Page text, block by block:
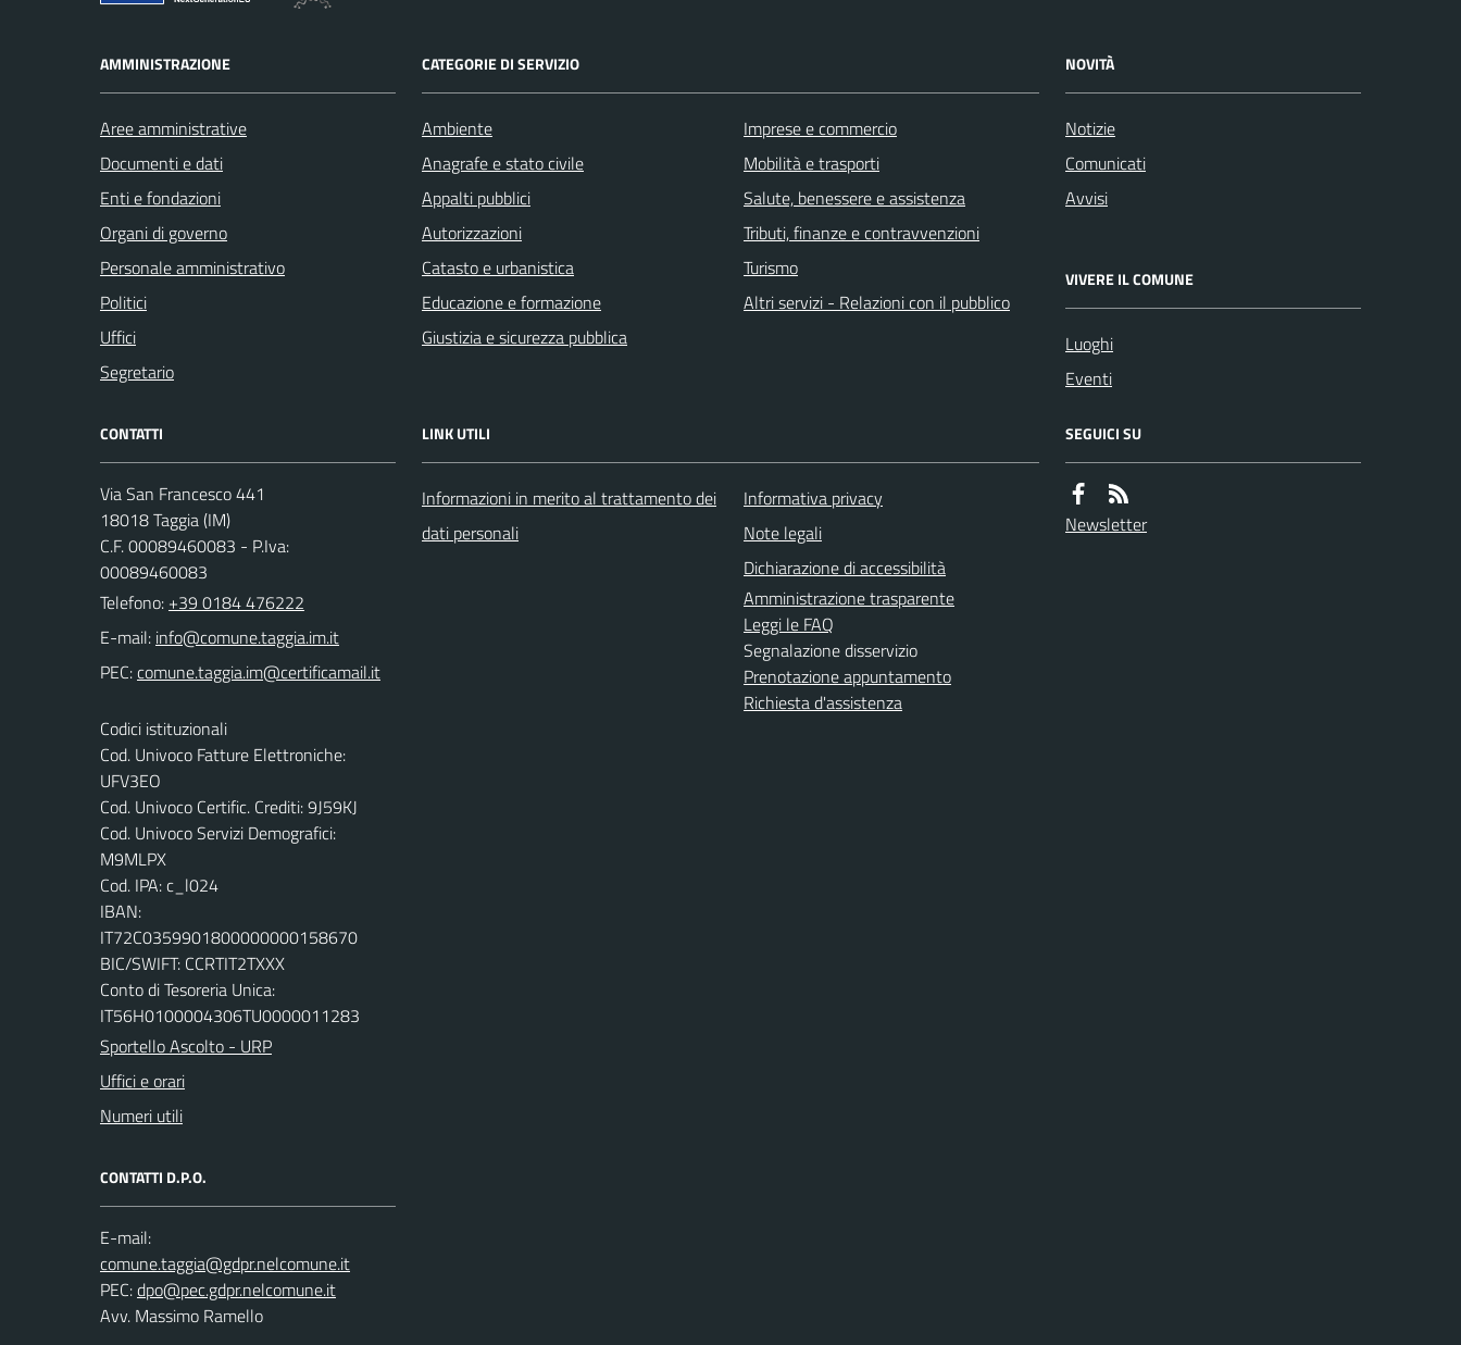
AMMINISTRAZIONE
Aree amministrative
Documenti e dati
Enti e fondazioni
Organi di governo
Personale amministrativo
Politici
Uffici
Segretario
CATEGORIE DI SERVIZIO
Ambiente
Anagrafe e stato civile
Appalti pubblici
Autorizzazioni
Catasto e urbanistica
Educazione e formazione
Giustizia e sicurezza pubblica
Imprese e commercio
Mobilità e trasporti
Salute, benessere e assistenza
Tributi, finanze e contravvenzioni
Turismo
Altri servizi - Relazioni con il pubblico
NOVITÀ
Notizie
Comunicati
Avvisi
VIVERE IL COMUNE
Luoghi
Eventi
CONTATTI
Via San Francesco 441
18018 Taggia (IM)
C.F. 00089460083 - P.Iva:
00089460083
Telefono: +39 0184 476222
E-mail:
PEC:
Codici istituzionali
Cod. Univoco Fatture Elettroniche:
UFV3EO
Cod. Univoco Certific. Crediti: 9J59KJ
Cod. Univoco Servizi Demografici:
M9MLPX
Cod. IPA: c_l024
IBAN:
IT72C0359901800000000158670
BIC/SWIFT: CCRTIT2TXXX
Conto di Tesoreria Unica:
IT56H0100004306TU0000011283
Sportello Ascolto - URP
Uffici e orari
Numeri utili
CONTATTI D.P.O.
E-mail:
PEC:
Avv. Massimo Ramello
LINK UTILI
Informazioni in merito al trattamento dei
dati personali
Informativa privacy
Note legali
Dichiarazione di accessibilità
Amministrazione trasparente
Leggi le FAQ
Segnalazione disservizio
Prenotazione appuntamento
Richiesta d'assistenza
SEGUICI SU
Newsletter